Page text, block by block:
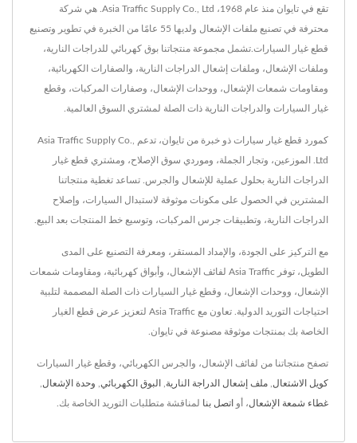
تقع في تايوان منذ عام 1968، Asia Traffic Supply Co., Ltd. هي شركة
محترفة في تصنيع ملفات الإشعال ولديها 55 عامًا من الخبرة في تطوير وتصنيع
قطع غيار السيارات.تشمل مجموعة منتجاتنا بوق كهربائي للدراجات النارية،
وملفات الإشعال، وملفات إشعال الدراجات النارية، والصفارات الكهربائية،
ومقاومات شمعات الإشعال، ووحدات الإشعال، وصفارات المركبات، وقطع
غيار السيارات والدراجات النارية ذات الصلة لمشتري السوق العالمية.
كمورد قطع غيار سيارات ذو خبرة من تايوان، تدعم Asia Traffic Supply Co.,
Ltd. الموزعين، وتجار الجملة، وموردي سوق الإصلاح، ومشتري قطع غيار
الدراجات النارية بحلول عملية للإشعال والجرس. تساعد تغطية منتجاتنا
المشترين في الحصول على مكونات موثوقة لاستبدال السيارات، وإصلاح
الدراجات النارية، وتطبيقات جرس المركبات، وتوسيع خط المنتجات بعد البيع.
مع التركيز على الجودة، والإمداد المستقر، ومعرفة التصنيع على المدى
الطويل، توفر Asia Traffic لفائف الإشعال، وأبواق كهربائية، ومقاومات شمعات
الإشعال، ووحدات الإشعال، وقطع غيار السيارات ذات الصلة المصممة لتلبية
احتياجات التوريد الدولية. تعاون مع Asia Traffic لتعزيز عرض قطع الغيار
الخاصة بك بمنتجات موثوقة مصنوعة في تايوان.
تصفح منتجاتنا من لفائف الإشعال، والجرس الكهربائي، وقطع غيار السيارات
كويل الاشتعال ملف إشعال الدراجة النارية البوق الكهربائي وحدة الإشعال
غطاء شمعة الإشعال، أو اتصل بنا لمناقشة متطلبات التوريد الخاصة بك.